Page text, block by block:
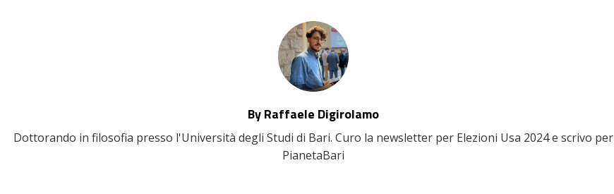
By Raffaele Digirolamo
Dottorando in filosofia presso l'Università degli Studi di Bari. Curo la newsletter per Elezioni Usa 2024 e scrivo per
PianetaBari